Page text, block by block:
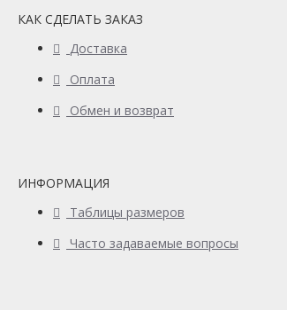
КАК СДЕЛАТЬ ЗАКАЗ
Доставка
Оплата
Обмен и возврат
ИНФОРМАЦИЯ
Таблицы размеров
Часто задаваемые вопросы